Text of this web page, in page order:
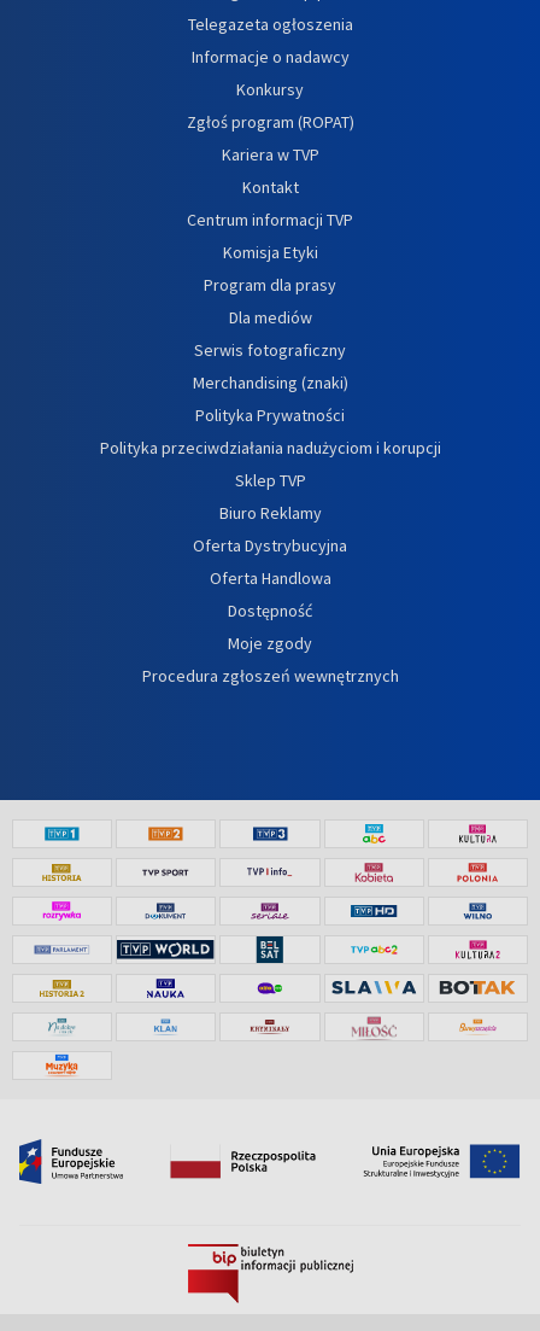
Telegazeta ogłoszenia
Informacje o nadawcy
Konkursy
Zgłoś program (ROPAT)
Kariera w TVP
Kontakt
Centrum informacji TVP
Komisja Etyki
Program dla prasy
Dla mediów
Serwis fotograficzny
Merchandising (znaki)
Polityka Prywatności
Polityka przeciwdziałania nadużyciom i korupcji
Sklep TVP
Biuro Reklamy
Oferta Dystrybucyjna
Oferta Handlowa
Dostępność
Moje zgody
Procedura zgłoszeń wewnętrznych